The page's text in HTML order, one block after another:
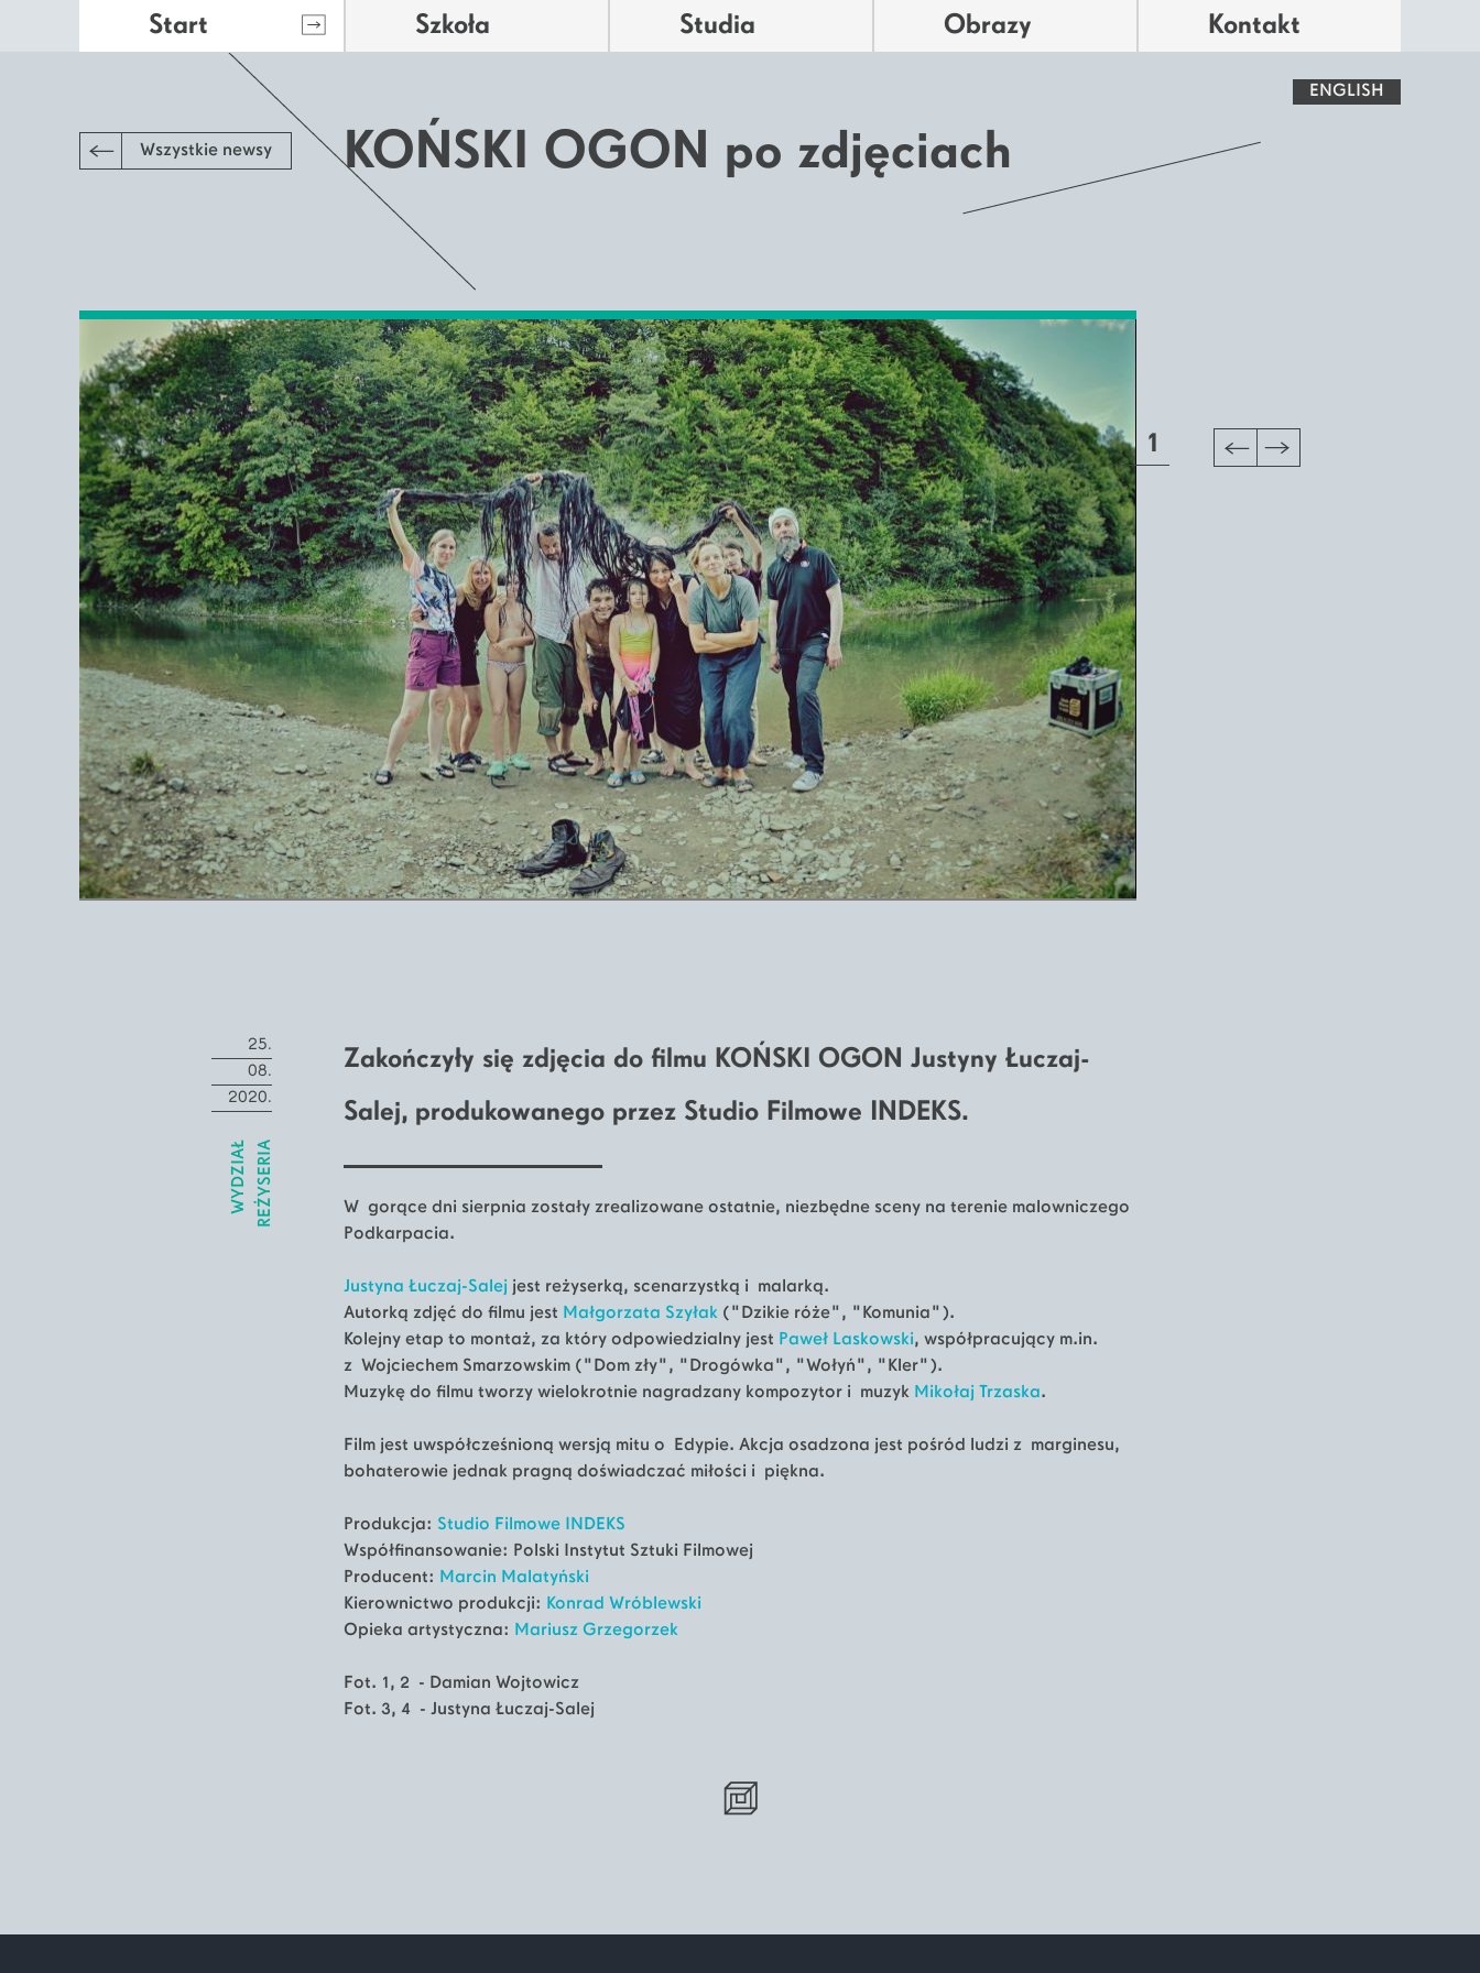
Start Szkoła Studia Obrazy Kontakt
KOŃSKI OGON po zdjęciach
Wszystkie newsy
ENGLISH
1
25.
08.
2020.
WYDZIAŁREŻYSERIA
Zakończyły się zdjęcia do filmu KOŃSKI OGON Justyny Łuczaj-
Salej, produkowanego przez Studio Filmowe INDEKS.
W gorące dni sierpnia zostały zrealizowane ostatnie, niezbędne sceny na terenie malowniczego
Podkarpacia.
Justyna Łuczaj-Salej jest reżyserką, scenarzystką i malarką.
Autorką zdjęć do filmu jest Małgorzata Szyłak ("Dzikie róże", "Komunia").
Kolejny etap to montaż, za który odpowiedzialny jest Paweł Laskowski, współpracujący m.in.
z Wojciechem Smarzowskim ("Dom zły", "Drogówka", "Wołyń", "Kler").
Muzykę do filmu tworzy wielokrotnie nagradzany kompozytor i muzyk Mikołaj Trzaska.
Film jest uwspółcześnioną wersją mitu o Edypie. Akcja osadzona jest pośród ludzi z marginesu,
bohaterowie jednak pragną doświadczać miłości i piękna.
Produkcja: Studio Filmowe INDEKS
Współfinansowanie: Polski Instytut Sztuki Filmowej
Producent: Marcin Malatyński
Kierownictwo produkcji: Konrad Wróblewski
Opieka artystyczna: Mariusz Grzegorzek
Fot. 1, 2 - Damian Wojtowicz
Fot. 3, 4 - Justyna Łuczaj-Salej